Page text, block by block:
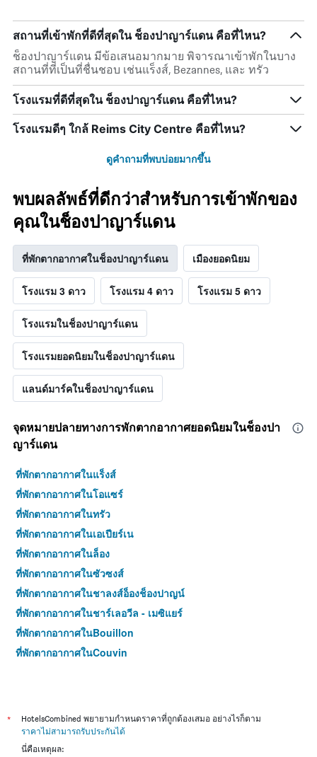
สถานที่เข้าพักที่ดีที่สุดใน ช็องปาญาร์แดน คือที่ไหน?
ช็องปาญาร์แดน มีข้อเสนอมากมาย พิจารณาเข้าพักในบาง
สถานที่ที่เป็นที่ชื่นชอบ เช่นแร็งส์, Bezannes, และ ทรัว
โรงแรมที่ดีที่สุดใน ช็องปาญาร์แดน คือที่ไหน?
โรงแรมดีๆ ใกล้ Reims City Centre คือที่ไหน?
ดูคำถามที่พบบ่อยมากขึ้น
พบผลลัพธ์ที่ดีกว่าสำหรับการเข้าพักของ
คุณในช็องปาญาร์แดน
ที่พักตากอากาศในช็องปาญาร์แดน เมืองยอดนิยม
โรงแรม 3 ดาว โรงแรม 4 ดาว โรงแรม 5 ดาว
โรงแรมในช็องปาญาร์แดน
โรงแรมยอดนิยมในช็องปาญาร์แดน
แลนด์มาร์คในช็องปาญาร์แดน
จุดหมายปลายทางการพักตากอากาศยอดนิยมในช็องปา
ญาร์แดน
ที่พักตากอากาศในแร็งส์
ที่พักตากอากาศในโอแซร์
ที่พักตากอากาศในทรัว
ที่พักตากอากาศในเอเปียร์เน
ที่พักตากอากาศในล็อง
ที่พักตากอากาศในซัวซงส์
ที่พักตากอากาศในชาลงส์อ็องช็องปาญน์
ที่พักตากอากาศในชาร์เลอวีล - เมซิแยร์
ที่พักตากอากาศในBouillon
ที่พักตากอากาศในCouvin
*
HotelsCombined พยายามกำหนดราคาที่ถูกต้องเสมอ อย่างไรก็ตาม
ราคาไม่สามารถรับประกันได้
นี่คือเหตุผล: